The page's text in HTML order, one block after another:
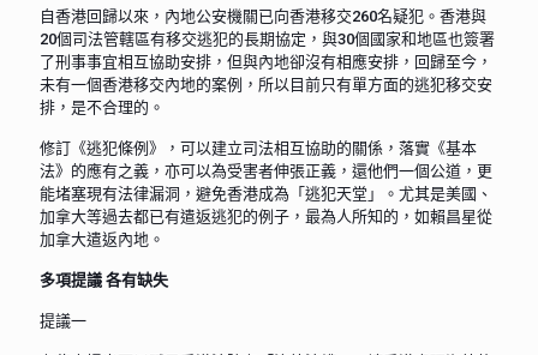
自香港回歸以來，內地公安機關已向香港移交260名疑犯。香港與
20個司法管轄區有移交逃犯的長期協定，與30個國家和地區也簽署
了刑事事宜相互協助安排，但與內地卻沒有相應安排，回歸至今，
未有一個香港移交內地的案例，所以目前只有單方面的逃犯移交安
排，是不合理的。
修訂《逃犯條例》，可以建立司法相互協助的關係，落實《基本
法》的應有之義，亦可以為受害者伸張正義，還他們一個公道，更
能堵塞現有法律漏洞，避免香港成為「逃犯天堂」。尤其是美國、
加拿大等過去都已有遣返逃犯的例子，最為人所知的，如賴昌星從
加拿大遣返內地。
多項提議 各有缺失
提議一